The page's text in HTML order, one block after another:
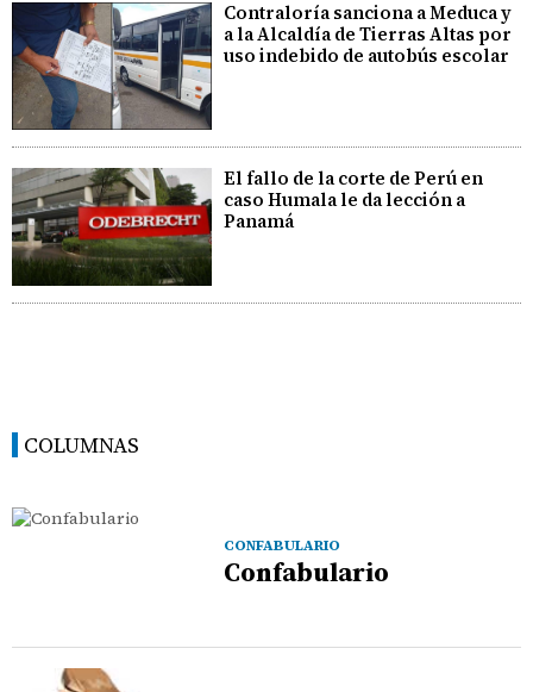
Contraloría sanciona a Meduca y
a la Alcaldía de Tierras Altas por
uso indebido de autobús escolar
El fallo de la corte de Perú en
caso Humala le da lección a
Panamá
COLUMNAS
CONFABULARIO
Confabulario